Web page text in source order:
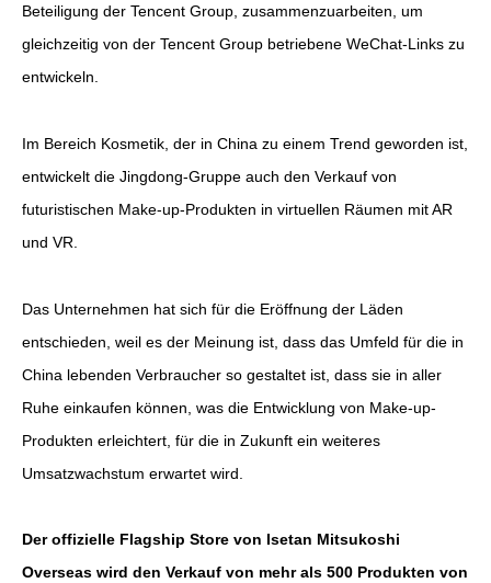
Beteiligung der Tencent Group, zusammenzuarbeiten, um
gleichzeitig von der Tencent Group betriebene WeChat-Links zu
entwickeln.
Im Bereich Kosmetik, der in China zu einem Trend geworden ist,
entwickelt die Jingdong-Gruppe auch den Verkauf von
futuristischen Make-up-Produkten in virtuellen Räumen mit AR
und VR.
Das Unternehmen hat sich für die Eröffnung der Läden
entschieden, weil es der Meinung ist, dass das Umfeld für die in
China lebenden Verbraucher so gestaltet ist, dass sie in aller
Ruhe einkaufen können, was die Entwicklung von Make-up-
Produkten erleichtert, für die in Zukunft ein weiteres
Umsatzwachstum erwartet wird.
Der offizielle Flagship Store von Isetan Mitsukoshi
Overseas wird den Verkauf von mehr als 500 Produkten von